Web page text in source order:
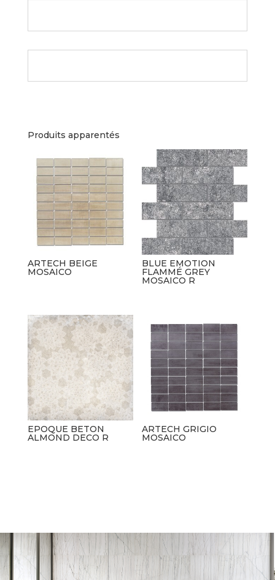
Produits apparentés
ARTECH BEIGE
MOSAICO
BLUE EMOTION
FLAMMÉ GREY
MOSAICO R
EPOQUE BETON
ALMOND DECO R
ARTECH GRIGIO
MOSAICO